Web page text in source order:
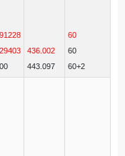
436.002
443.097
60
60
60+2